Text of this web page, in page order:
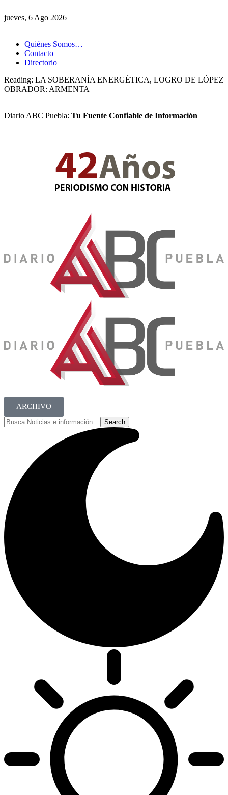
jueves, 6 Ago 2026
Quiénes Somos…
Contacto
Directorio
Reading: LA SOBERANÍA ENERGÉTICA, LOGRO DE LÓPEZ
OBRADOR: ARMENTA
Diario ABC Puebla: Tu Fuente Confiable de Información
ARCHIVO